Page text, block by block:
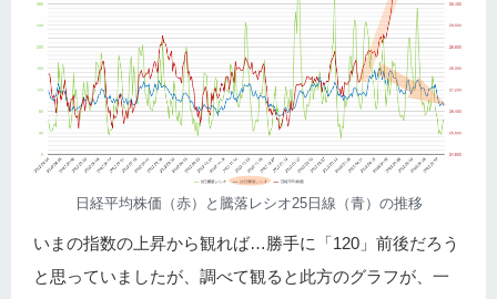
日経平均株価（赤）と騰落レシオ25日線（青）の推移
いまの指数の上昇から観れば…勝手に「120」前後だろう
と思っていましたが、調べて観ると此方のグラフが、一